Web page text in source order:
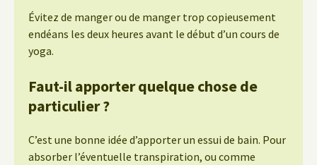
Évitez de manger ou de manger trop copieusement
endéans les deux heures avant le début d’un cours de
yoga.
Faut-il apporter quelque chose de
particulier ?
C’est une bonne idée d’apporter un essui de bain. Pour
absorber l’éventuelle transpiration, ou comme